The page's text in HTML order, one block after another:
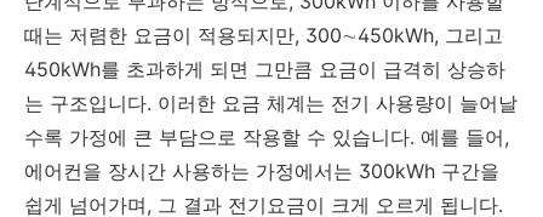
때는 저렴한 요금이 적용되지만, 300∼450kWh, 그리고
450kWh를 초과하게 되면 그만큼 요금이 급격히 상승하
는 구조입니다. 이러한 요금 체계는 전기 사용량이 늘어날
수록 가정에 큰 부담으로 작용할 수 있습니다. 예를 들어,
에어컨을 장시간 사용하는 가정에서는 300kWh 구간을
쉽게 넘어가며, 그 결과 전기요금이 크게 오르게 됩니다.